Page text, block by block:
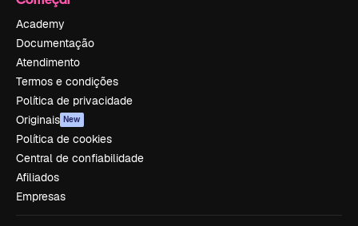
Academy
Documentação
Atendimento
Termos e condições
Política de privacidade
Originais New
Política de cookies
Central de confiabilidade
Afiliados
Empresas